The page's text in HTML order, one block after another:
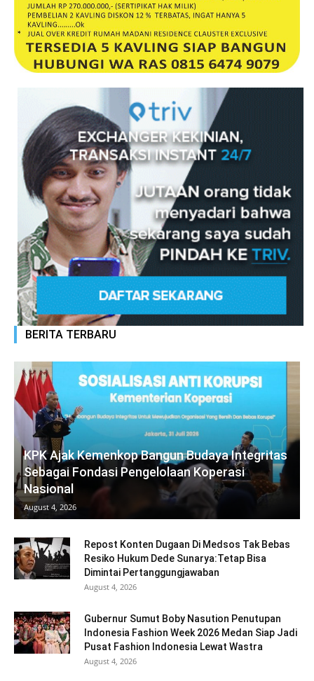
BERITA TERBARU
KPK Ajak Kemenkop Bangun Budaya Integritas
Sebagai Fondasi Pengelolaan Koperasi
Nasional
August 4, 2026
Repost Konten Dugaan Di Medsos Tak Bebas
Resiko Hukum Dede Sunarya:Tetap Bisa
Dimintai Pertanggungjawaban
August 4, 2026
Gubernur Sumut Boby Nasution Penutupan
Indonesia Fashion Week 2026 Medan Siap Jadi
Pusat Fashion Indonesia Lewat Wastra
August 4, 2026